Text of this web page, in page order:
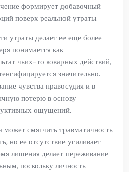
формирует добавочный
поверх реальной утраты.
утраты делает ее еще более
понимается как
чьих-то коварных действий,
значительно.
чувства правосудия и в
потерю в основу
ощущений.
может смягчить травматичность
но ее отсутствие усиливает
лишения делает переживание
поскольку личность